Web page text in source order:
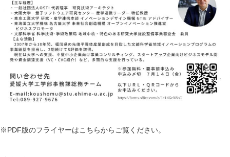
※PDF版のフライヤーはこちらからご覧ください。